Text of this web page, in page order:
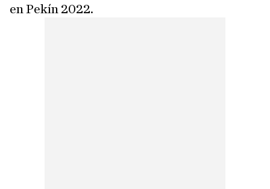
en Pekín 2022.